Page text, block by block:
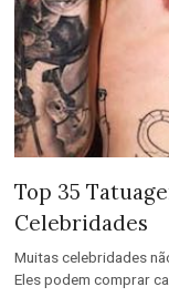
Top 35
Celebridades
Muitas celebridades
Eles podem comprar